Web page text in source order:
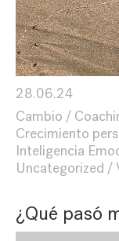
28.06.24
Cambio
Crecimiento
Inteligencia
Uncategorized
¿Qué pasó